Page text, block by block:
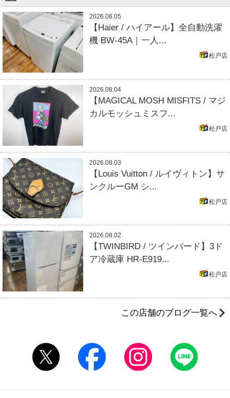
2026.08.05
【Haier / ハイアール】全自動洗濯
機 BW-45A｜一人...
松戸店
2026.08.04
【MAGICAL MOSH MISFITS / マジ
カルモッシュミスフ...
松戸店
2026.08.03
【Louis Vuitton / ルイヴィトン】サ
ンクルーGM シ...
松戸店
2026.08.02
【TWINBIRD / ツインバード】3ド
ア冷蔵庫 HR-E919...
松戸店
この店舗のブログ一覧へ